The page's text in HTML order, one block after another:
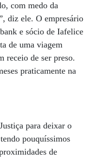
com medo da
diz ele. O empresário
e sócio de Iafelice
de uma viagem
receio de ser preso.
praticamente na
para deixar o
pouquíssimos
de